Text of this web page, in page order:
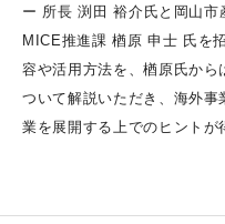
ー 所長 渕田 裕介氏と岡山市
MICE推進課 楢原 申士 氏を
容や活用方法を、楢原氏か
ついて解説いただき、海外
業を展開する上でのヒントが